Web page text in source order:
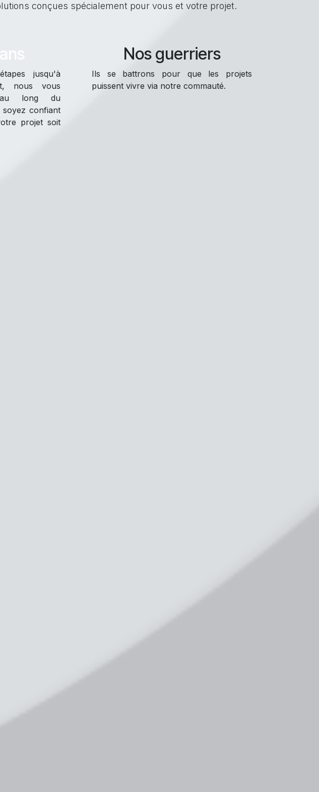
conçues spécialement pour vous et votre projet.
jusqu'à
nous vous
au long du
confiant
projet soit
Nos guerriers
Ils se battrons pour que les projets
puissent vivre via notre commauté.